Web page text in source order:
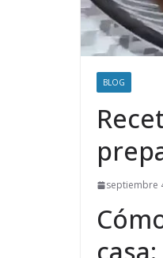
BLOG
septiembre